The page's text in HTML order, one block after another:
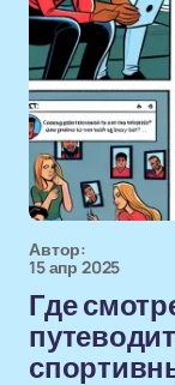
Автор:
15 апр 2025
Где